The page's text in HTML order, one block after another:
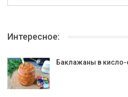
Интересное:
Баклажаны в